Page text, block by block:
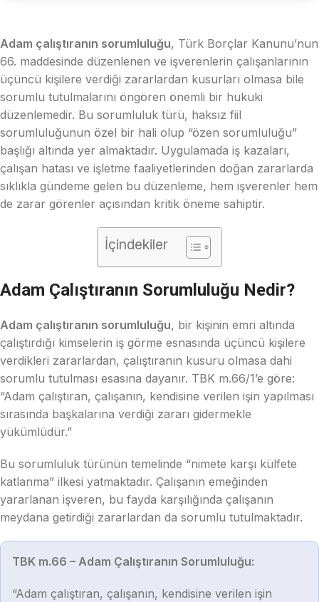
Adam çalıştıranın sorumluluğu, Türk Borçlar Kanunu’nun
66. maddesinde düzenlenen ve işverenlerin çalışanlarının
üçüncü kişilere verdiği zararlardan kusurları olmasa bile
sorumlu tutulmalarını öngören önemli bir hukuki
düzenlemedir. Bu sorumluluk türü, haksız fiil
sorumluluğunun özel bir hali olup “özen sorumluluğu”
başlığı altında yer almaktadır. Uygulamada iş kazaları,
çalışan hatası ve işletme faaliyetlerinden doğan zararlarda
sıklıkla gündeme gelen bu düzenleme, hem işverenler hem
de zarar görenler açısından kritik öneme sahiptir.
İçindekiler
Adam Çalıştıranın Sorumluluğu Nedir?
Adam çalıştıranın sorumluluğu, bir kişinin emri altında
çalıştırdığı kimselerin iş görme esnasında üçüncü kişilere
verdikleri zararlardan, çalıştıranın kusuru olmasa dahi
sorumlu tutulması esasına dayanır. TBK m.66/1’e göre:
“Adam çalıştıran, çalışanın, kendisine verilen işin yapılması
sırasında başkalarına verdiği zararı gidermekle
yükümlüdür.”
Bu sorumluluk türünün temelinde “nimete karşı külfete
katlanma” ilkesi yatmaktadır. Çalışanın emeğinden
yararlanan işveren, bu fayda karşılığında çalışanın
meydana getirdiği zararlardan da sorumlu tutulmaktadır.
TBK m.66 – Adam Çalıştıranın Sorumluluğu:
“Adam çalıştıran, çalışanın, kendisine verilen işin